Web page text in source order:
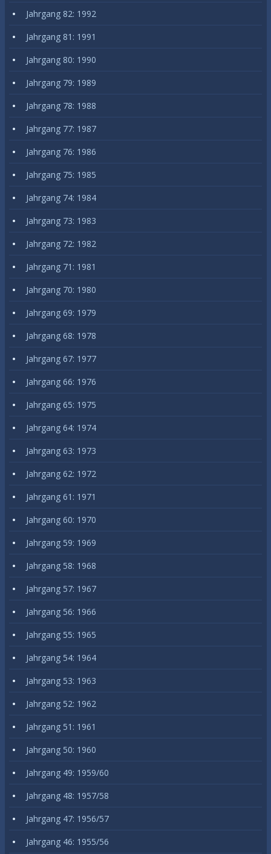
Jahrgang 82: 1992
Jahrgang 81: 1991
Jahrgang 80: 1990
Jahrgang 79: 1989
Jahrgang 78: 1988
Jahrgang 77: 1987
Jahrgang 76: 1986
Jahrgang 75: 1985
Jahrgang 74: 1984
Jahrgang 73: 1983
Jahrgang 72: 1982
Jahrgang 71: 1981
Jahrgang 70: 1980
Jahrgang 69: 1979
Jahrgang 68: 1978
Jahrgang 67: 1977
Jahrgang 66: 1976
Jahrgang 65: 1975
Jahrgang 64: 1974
Jahrgang 63: 1973
Jahrgang 62: 1972
Jahrgang 61: 1971
Jahrgang 60: 1970
Jahrgang 59: 1969
Jahrgang 58: 1968
Jahrgang 57: 1967
Jahrgang 56: 1966
Jahrgang 55: 1965
Jahrgang 54: 1964
Jahrgang 53: 1963
Jahrgang 52: 1962
Jahrgang 51: 1961
Jahrgang 50: 1960
Jahrgang 49: 1959/60
Jahrgang 48: 1957/58
Jahrgang 47: 1956/57
Jahrgang 46: 1955/56